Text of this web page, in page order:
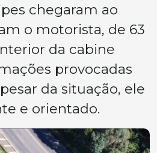
chegaram ao
o motorista, de 63
da cabine
provocadas
da situação, ele
e orientado.